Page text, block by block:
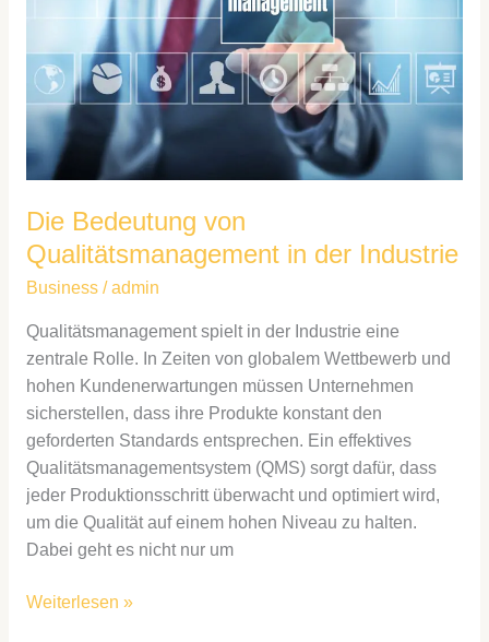
Die Bedeutung von
Qualitätsmanagement in der Industrie
Business/admin
Qualitätsmanagement spielt in der Industrie eine
zentrale Rolle. In Zeiten von globalem Wettbewerb und
hohen Kundenerwartungen müssen Unternehmen
sicherstellen, dass ihre Produkte konstant den
geforderten Standards entsprechen. Ein effektives
Qualitätsmanagementsystem (QMS) sorgt dafür, dass
jeder Produktionsschritt überwacht und optimiert wird,
um die Qualität auf einem hohen Niveau zu halten.
Dabei geht es nicht nur um
Industrie
Weiterlesen »